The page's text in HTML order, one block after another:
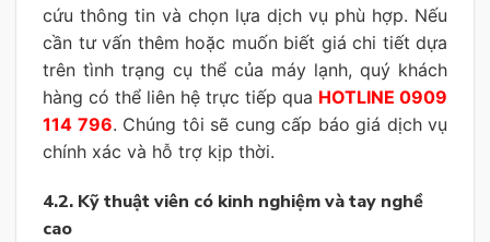
cứu thông tin và chọn lựa dịch vụ phù hợp. Nếu
cần tư vấn thêm hoặc muốn biết giá chi tiết dựa
trên tình trạng cụ thể của máy lạnh, quý khách
hàng có thể liên hệ trực tiếp qua HOTLINE 0909
114 796. Chúng tôi sẽ cung cấp báo giá dịch vụ
chính xác và hỗ trợ kịp thời.
4.2. Kỹ thuật viên có kinh nghiệm và tay nghề
cao